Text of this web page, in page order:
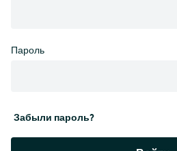
Пароль
Забыли пароль?